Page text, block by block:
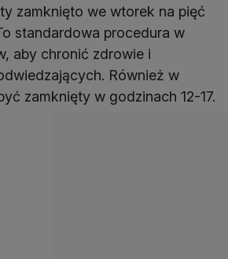
zamknięto we wtorek na pięć
standardowa procedura w
aby chronić zdrowie i
Również w
zamknięty w godzinach 12-17.